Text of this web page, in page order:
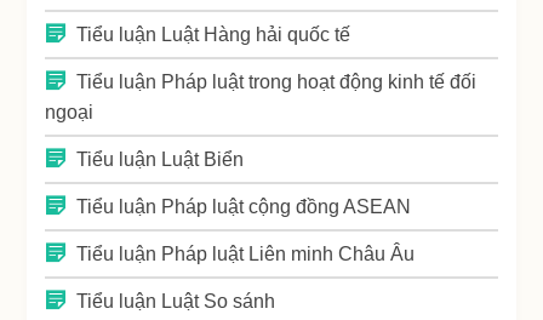
Tiểu luận Luật Hàng hải quốc tế
Tiểu luận Pháp luật trong hoạt động kinh tế đối
ngoại
Tiểu luận Luật Biển
Tiểu luận Pháp luật cộng đồng ASEAN
Tiểu luận Pháp luật Liên minh Châu Âu
Tiểu luận Luật So sánh